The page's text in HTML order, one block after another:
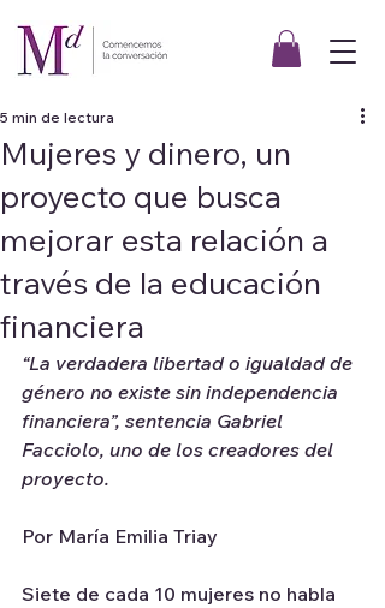
Mujeres y dinero, un
proyecto que busca
mejorar esta relación a
través de la educación
financiera
5 min de lectura
“La verdadera libertad o igualdad de
género no existe sin independencia
financiera”, sentencia Gabriel
Facciolo, uno de los creadores del
proyecto.
Por María Emilia Triay
Siete de cada 10 mujeres no habla